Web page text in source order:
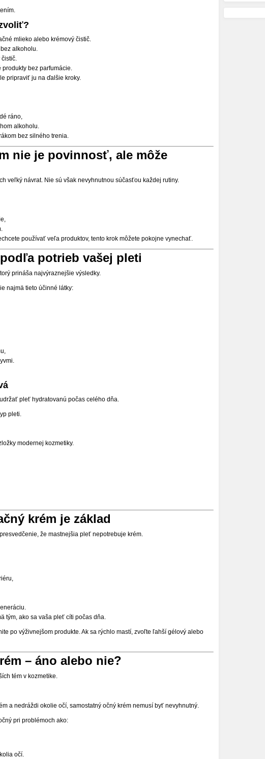
mlieko alebo krémový čistič.
alkoholu.
bez parfumácie.
pripraviť ju na ďalšie kroky.
ráno,
alkoholu.
bez silného trenia.
nie je povinnosť, ale môže
veľký návrat. Nie sú však nevyhnutnou súčasťou každej rutiny.
používať veľa produktov, tento krok môžete pokojne vynechať.
potrieb vašej pleti
prináša najvýraznejšie výsledky.
najmä tieto účinné látky:
pleť hydratovanú počas celého dňa.
pleti.
modernej kozmetiky.
krém je základ
že mastnejšia pleť nepotrebuje krém.
tým, ako sa vaša pleť cíti počas dňa.
po výživnejšom produkte. Ak sa rýchlo mastí, zvoľte ľahší gélový alebo
– áno alebo nie?
tém v kozmetike.
a nedráždi okolie očí, samostatný očný krém nemusí byť nevyhnutný.
pri problémoch ako:
očí.